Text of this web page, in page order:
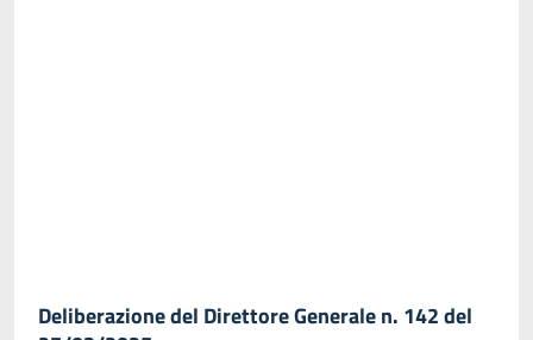
Deliberazione del Direttore Generale n. 142 del